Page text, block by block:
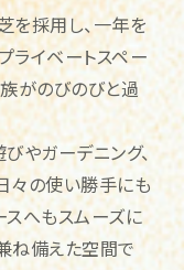
を採用し、一年を
ライベートスペー
がのびのびと過
やガーデニング、
々の使い勝手にも
スへもスムーズに
ね備えた空間で